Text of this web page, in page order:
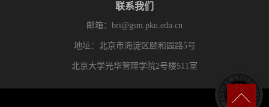
联系我们
邮箱：bri@gsm.pku.edu.cn
地址：北京市海淀区颐和园路5号
北京大学光华管理学院2号楼511室